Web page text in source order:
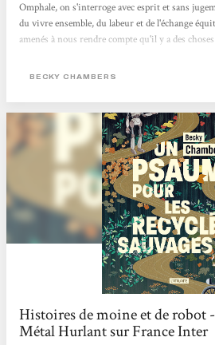
Omphale, on s'interroge avec esprit et sans
du vivre ensemble, du labeur et de l'échange
amenés à nous rendre compte qu'il y a des
comprendre l'empathie nécessaire à la
BECKY CHAMBERS
Histoires de moine et de robot
Métal Hurlant sur France Inter